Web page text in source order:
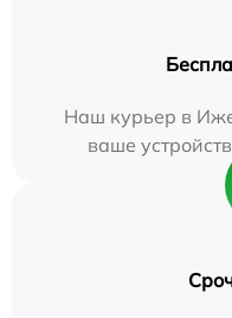
Наш курьер в
ваше